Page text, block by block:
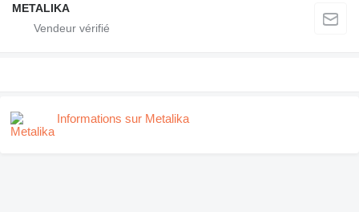
METALIKA
Informations sur Metalika